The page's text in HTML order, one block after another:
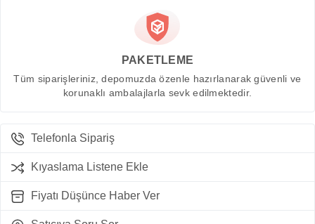
PAKETLEME
Tüm siparişleriniz, depomuzda özenle hazırlanarak güvenli ve
korunaklı ambalajlarla sevk edilmektedir.
Telefonla Sipariş
Kıyaslama Listene Ekle
Fiyatı Düşünce Haber Ver